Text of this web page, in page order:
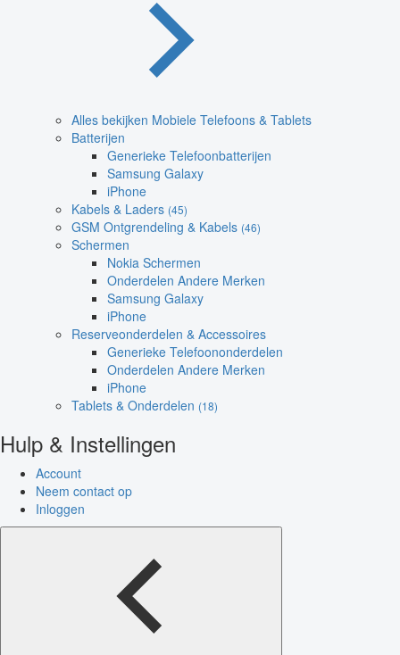
Alles bekijken Mobiele Telefoons & Tablets
Batterijen
Generieke Telefoonbatterijen
Samsung Galaxy
iPhone
Kabels & Laders (45)
GSM Ontgrendeling & Kabels (46)
Schermen
Nokia Schermen
Onderdelen Andere Merken
Samsung Galaxy
iPhone
Reserveonderdelen & Accessoires
Generieke Telefoononderdelen
Onderdelen Andere Merken
iPhone
Tablets & Onderdelen (18)
Hulp & Instellingen
Account
Neem contact op
Inloggen